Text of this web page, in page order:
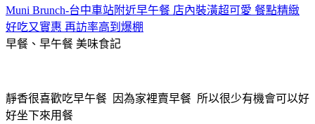
Muni Brunch-台中車站附近早午餐 店內裝潢超可愛 餐點精緻
好吃又實惠 再訪率高到爆棚
早餐、早午餐 美味食記
靜香很喜歡吃早午餐 因為家裡賣早餐 所以很少有機會可以好
好坐下來用餐